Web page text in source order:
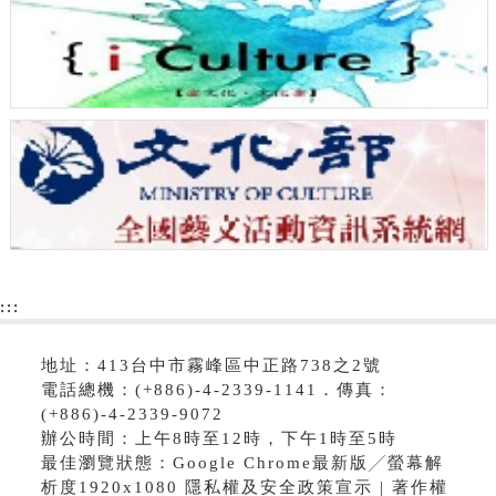
:::
地址：413台中市霧峰區中正路738之2號
電話總機：(+886)-4-2339-1141．傳真：
(+886)-4-2339-9072
辦公時間：上午8時至12時，下午1時至5時
最佳瀏覽狀態：Google Chrome最新版╱螢幕解
析度1920x1080 隱私權及安全政策宣示 | 著作權